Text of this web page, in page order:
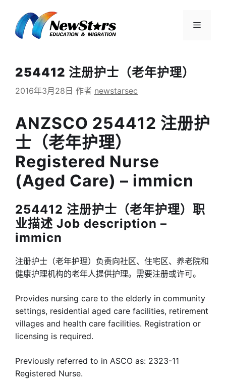
菜
254412 注册护士（老年护理）
2016年3月28日 作者 newstarsec
ANZSCO 254412 注册护
士（老年护理）
Registered Nurse
(Aged Care) – immicn
254412 注册护士（老年护理）职
业描述 Job description –
immicn
注册护士（老年护理）负责向社区、住宅区、养老院和
健康护理机构的老年人提供护理。需要注册或许可。
Provides nursing care to the elderly in community
settings, residential aged care facilities, retirement
villages and health care facilities. Registration or
licensing is required.
Previously referred to in ASCO as: 2323-11
Registered Nurse.